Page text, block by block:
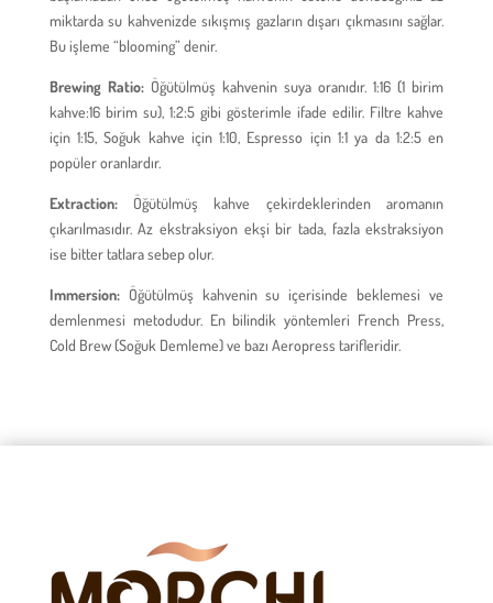
miktarda su kahvenizde sıkışmış gazların dışarı çıkmasını sağlar.
Bu işleme “blooming” denir.
Brewing Ratio:Öğütülmüş kahvenin suya oranıdır. 1:16 (1 birim
kahve:16 birim su), 1:2:5 gibi gösterimle ifade edilir. Filtre kahve
için 1:15, Soğuk kahve için 1:10, Espresso için 1:1 ya da 1:2:5 en
popüler oranlardır.
Extraction:Öğütülmüş kahve çekirdeklerinden aromanın
çıkarılmasıdır. Az ekstraksiyon ekşi bir tada, fazla ekstraksiyon
ise bitter tatlara sebep olur.
Immersion:Öğütülmüş kahvenin su içerisinde beklemesi ve
demlenmesi metodudur. En bilindik yöntemleri French Press,
Cold Brew (Soğuk Demleme) ve bazı Aeropress tarifleridir.